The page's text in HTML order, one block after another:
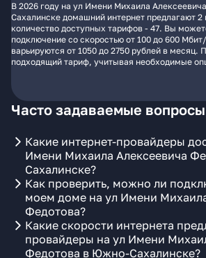
В 2026 году на ул Имени Михаила
Сахалинске домашний интернет предлагают
количество доступных тарифов - 47. Вы
подключение со скоростью от 100 до 600
варьируются от 1050 до 2750 рублей в месяц.
подходящий тариф, учитывая необходимые
Часто задаваемые вопросы
Какие интернет-провайдеры
Имени Михаила Алексеевича
Сахалинске?
Как проверить, можно ли
моем доме на ул Имени
Федотова?
Какие скорости интернета
провайдеры на ул Имени
Федотова в Южно-Сахалинске?